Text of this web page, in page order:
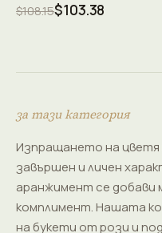
$108.15$103.38
за тази категория
Изпращането на цветя
завършен и личен
аранжимент се добави
комплимент. Нашата
на букети от рози и